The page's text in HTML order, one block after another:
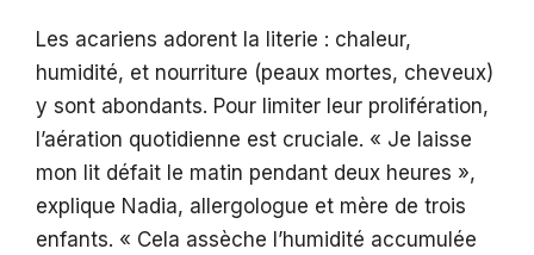
Les acariens adorent la literie : chaleur,
humidité, et nourriture (peaux mortes, cheveux)
y sont abondants. Pour limiter leur prolifération,
l’aération quotidienne est cruciale. « Je laisse
mon lit défait le matin pendant deux heures »,
explique Nadia, allergologue et mère de trois
enfants. « Cela assèche l’humidité accumulée